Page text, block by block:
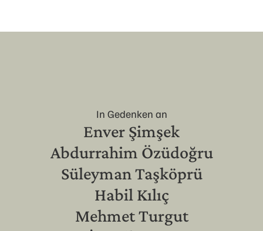
In Gedenken an
Enver Şimşek
Abdurrahim Özüdoğru
Süleyman Taşköprü
Habil Kılıç
Mehmet Turgut